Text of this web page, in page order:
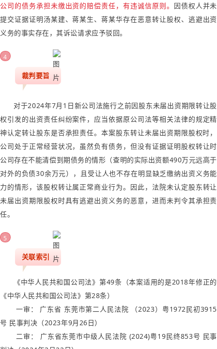
公司的债务承担未缴出资的赔偿责任，有违诚信原则。 因债权人并未
提交证据证明汤某建、蒋某生、蒋某华存在恶意转让股权、逃避出资
义务的事实存在，其诉讼请求应予驳回。
4
裁判要旨
对于2024年7月1日新公司法施行之前因股东未届出资期限转让股
权引发的出资责任纠纷案件，应当依据原公司法等相关法律的规定精
神认定转让股东是否承担责任。本案股东转让未届出资期限股权时，
公司处于正常经营状况，虽然负有债务，但没有证据证明股权转让时
公司存在不能清偿到期债务的情形（查明的实际出资额490万元远高于
对外的负债30余万元），且受让人也不存在明显缺乏缴纳出资义务能
力的情形，该股权转让属正常商业行为。 因此，法院未认定股东转让
未届出资期限股权时具有逃避出资义务的恶意，进而未判令其承担责
任。
5
关联索引
《中华人民共和国公司法》第49条（本案适用的是2018年修正的
《中华人民共和国公司法》第28条）
一审： 广东省 东莞市第二人民法院 （2023）粤1972民初3915
号 民事判决（2023年9月26日）
二审： 广东省东莞市中级人民法院 (2024)粤19民终853号 民事